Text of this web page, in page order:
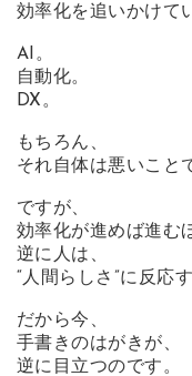
効率化を追いかけて
AI。
自動化。
DX。
もちろん、
それ自体は悪いこと
ですが、
効率化が進めば進む
逆に人は、
“人間らしさ”に反応
だから今、
手書きのはがきが、
逆に目立つのです。